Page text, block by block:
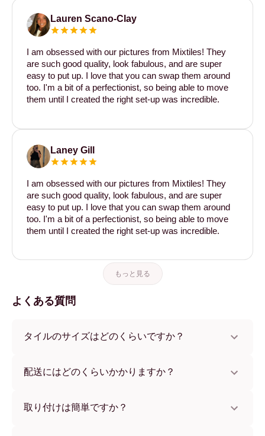
Lauren Scano-Clay
I am obsessed with our pictures from Mixtiles! They
are such good quality, look fabulous, and are super
easy to put up. I love that you can swap them around
too. I'm a bit of a perfectionist, so being able to move
them until I created the right set-up was incredible.
Laney Gill
I am obsessed with our pictures from Mixtiles! They
are such good quality, look fabulous, and are super
easy to put up. I love that you can swap them around
too. I'm a bit of a perfectionist, so being able to move
them until I created the right set-up was incredible.
もっと見る
よくある質問
タイルのサイズはどのくらいですか？
フレームカラーからお選びいただけます。
配送にはどのくらいかかりますか？
用いただけます。ご注文後、追跡番号をお知らせします。
取り付けは簡単ですか？